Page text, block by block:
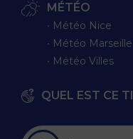
MÉTÉO
∙ Météo Nice
∙ Météo Marseille
∙ Météo Villes
QUEL EST CE